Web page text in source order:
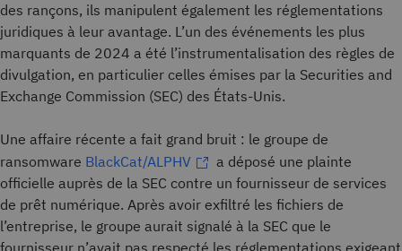
des rançons, ils manipulent également les réglementations
juridiques à leur avantage. L’un des événements les plus
marquants de 2024 a été l’instrumentalisation des règles de
divulgation, en particulier celles émises par la Securities and
Exchange Commission (SEC) des États-Unis.
Une affaire récente a fait grand bruit : le groupe de
ransomware BlackCat/ALPHV
a déposé une plainte
officielle auprès de la SEC contre un fournisseur de services
de prêt numérique. Après avoir exfiltré les fichiers de
l’entreprise, le groupe aurait signalé à la SEC que le
fournisseur n’avait pas respecté les réglementations exigeant